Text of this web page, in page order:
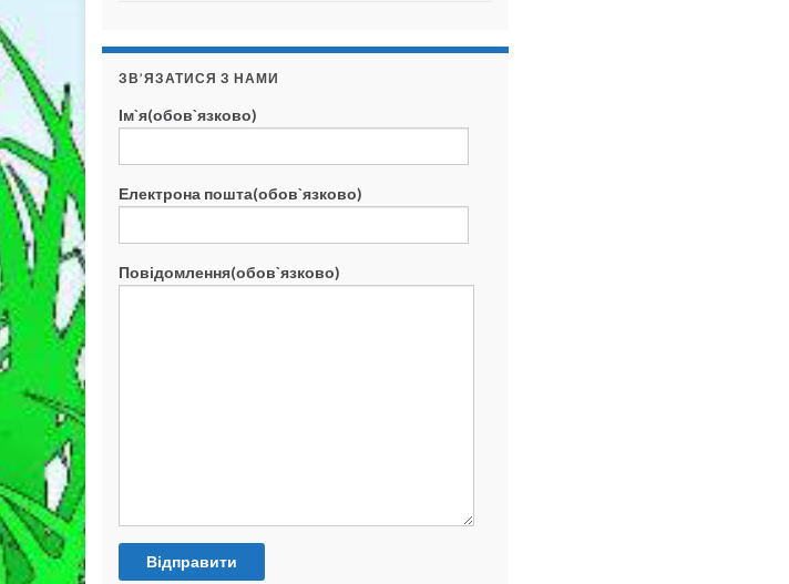
ЗВ’ЯЗАТИСЯ З НАМИ
Ім`я(обов`язково)
Електрона пошта(обов`язково)
Повідомлення(обов`язково)